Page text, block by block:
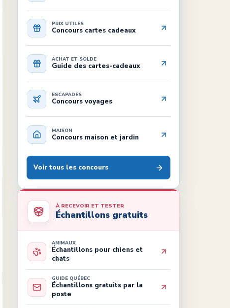
PRIX UTILES
Concours cartes cadeaux
ACHAT ET SOLDE
Guide des cartes-cadeaux
ESCAPADES
Concours voyages
MAISON
Concours maison et jardin
Voir tous les concours
À RECEVOIR ET TESTER
Échantillons gratuits
ANIMAUX
Échantillons pour chiens et
chats
GUIDE QUÉBEC
Échantillons gratuits par la
poste